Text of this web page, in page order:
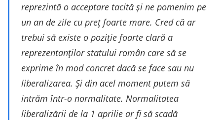
reprezintă o acceptare tacită și ne pomenim pe
un an de zile cu preț foarte mare. Cred că ar
trebui să existe o poziție foarte clară a
reprezentanților statului român care să se
exprime în mod concret dacă se face sau nu
liberalizarea. Și din acel moment putem să
intrăm într-o normalitate. Normalitatea
liberalizării de la 1 aprilie ar fi să scadă